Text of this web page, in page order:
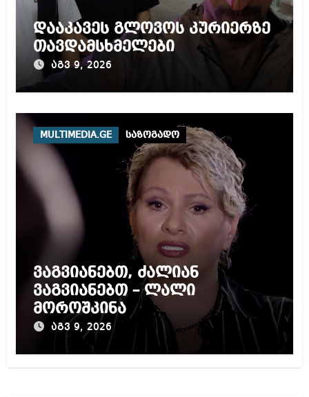
დააკავეს გლოვოს კურიერზე
თავდამსხმელები
აგვ 9, 2026
MULTIMEDIA.GE საზოგადო
ვაგვიანებთ, ძალიან
ვაგვიანებთ – ლალი
მოროშკინა
აგვ 9, 2026